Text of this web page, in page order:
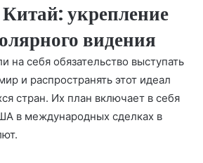
укрепление
видения
на себя обязательство выступать
и распространять этот идеал
стран. Их план включает в себя
в международных сделках в